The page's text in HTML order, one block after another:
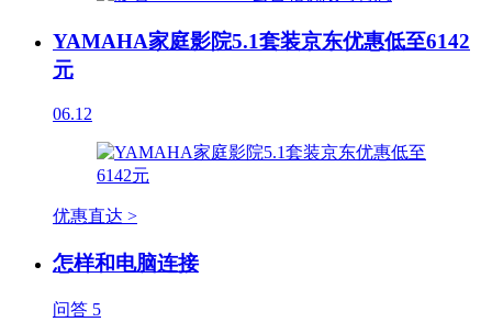
YAMAHA家庭影院5.1套装京东优惠低至6142
元
06.12
优惠直达 >
怎样和电脑连接
问答 5